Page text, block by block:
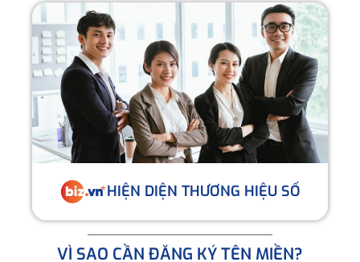
HIỆN DIỆN THƯƠNG HIỆU SỐ
VÌ SAO CẦN ĐĂNG KÝ TÊN MIỀN?